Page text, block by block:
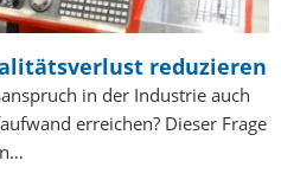
reduzieren
in der Industrie auch
erreichen? Dieser Frage